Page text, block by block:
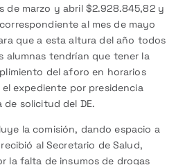
de marzo y abril $2.928.845,82 y
al mes de mayo
que a esta altura del año todos
alumnas tendrían que tener la
del aforo en horarios
expediente por presidencia
solicitud del DE.
la comisión, dando espacio a
al Secretario de Salud,
la falta de insumos de drogas